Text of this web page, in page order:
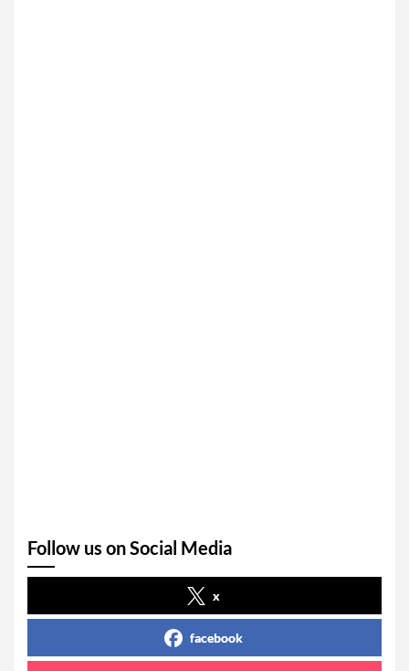
Follow us on Social Media
x
facebook